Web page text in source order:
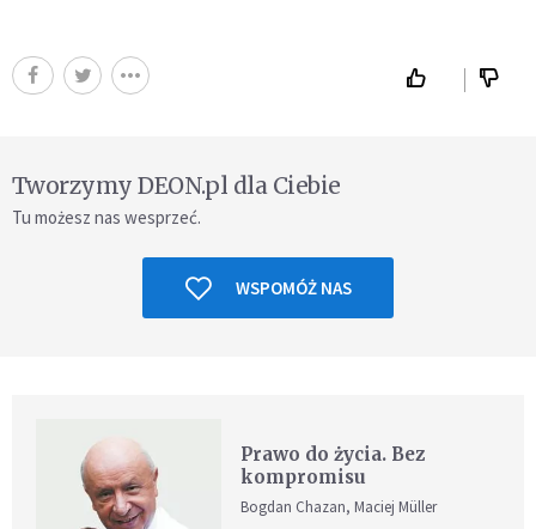
Tworzymy DEON.pl dla Ciebie
Tu możesz nas wesprzeć.
WSPOMÓŻ NAS
Prawo do życia. Bez
kompromisu
Bogdan Chazan, Maciej Müller